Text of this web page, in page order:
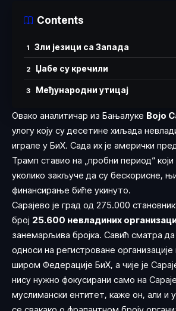
Contents
Зли језици са Запада
Џабе су кречили
Међународни утицај
Овако аналитичар из Бањалуке Војо
улогу коју су десетине хиљада
играле у БиХ. Сада их је амерички
Трамп ставио на „пробни период“
уколико закључе да су бескорисне,
финансирање биће укинуто.
Сарајево је град од 275.000
број 25.600 невладиних
занемарљива бројка. Савић сматра
односи на регистроване
широм Федерације БиХ, а чије је
нису нужно фокусирани само на
муслимански ентитет, каже он, али и